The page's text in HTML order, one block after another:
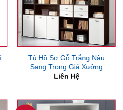
Tủ Hồ Sơ Gỗ Trắng Nâu
Sang Trọng Giá Xưởng
Liên Hệ